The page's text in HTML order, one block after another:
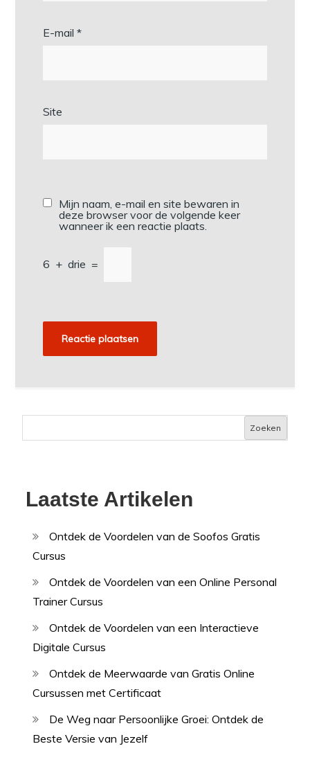
E-mail*
Site
Mijn naam, e-mail en site bewaren in
deze browser voor de volgende keer
wanneer ik een reactie plaats.
6 + drie =
Zoeken
Laatste Artikelen
Ontdek de Voordelen van de Soofos Gratis
Cursus
Ontdek de Voordelen van een Online Personal
Trainer Cursus
Ontdek de Voordelen van een Interactieve
Digitale Cursus
Ontdek de Meerwaarde van Gratis Online
Cursussen met Certificaat
De Weg naar Persoonlijke Groei: Ontdek de
Beste Versie van Jezelf